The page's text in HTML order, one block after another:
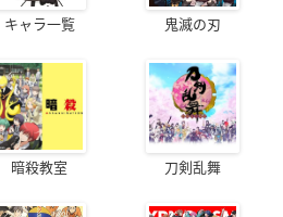
キャラ一覧 鬼滅の刃
暗殺教室 刀剣乱舞